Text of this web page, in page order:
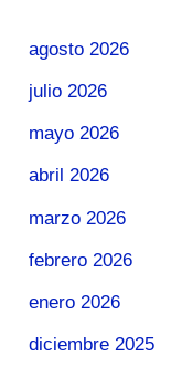
agosto 2026
julio 2026
mayo 2026
abril 2026
marzo 2026
febrero 2026
enero 2026
diciembre 2025